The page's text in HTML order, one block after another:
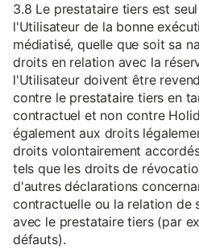
3.8 Le prestataire tiers est
l'Utilisateur de la bonne
médiatisé, quelle que soit sa
droits en relation avec la
l'Utilisateur doivent être
contre le prestataire tiers en
contractuel et non contre
également aux droits
droits volontairement
tels que les droits de
d'autres déclarations
contractuelle ou la relation de
avec le prestataire tiers (par
défauts).